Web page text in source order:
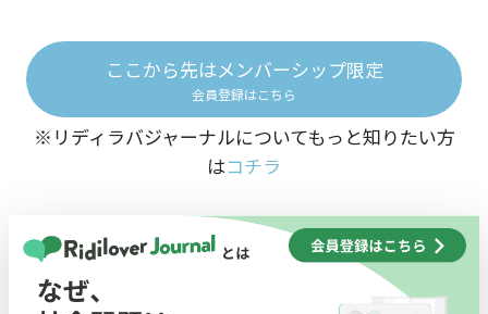
ここから先はメンバーシップ限定
会員登録はこちら
※リディラバジャーナルについてもっと知りたい方
はコチラ